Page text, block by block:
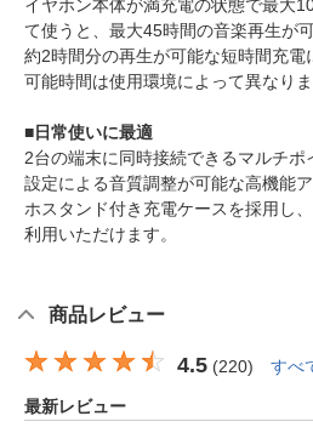
イヤホン本体が満充電の状態で最大
て使うと、最大45時間の音楽再生が
約2時間分の再生が可能な短時間充
可能時間は使用環境によって異なりま
■日常使いに最適
2台の端末に同時接続できるマルチ
設定による音質調整が可能な高機能
ホスタンド付き充電ケースを採用し
利用いただけます。
商品レビュー
4.5 (220) すべ
最新レビュー